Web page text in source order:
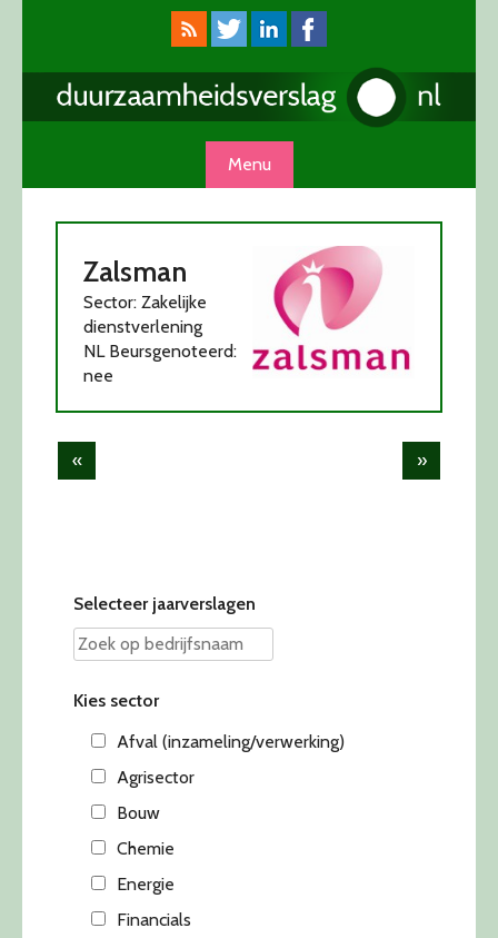
Menu
Zalsman
Sector: Zakelijke
dienstverlening
NL Beursgenoteerd:
nee
Post
« »
Selecteer jaarverslagen
Kies sector
Afval (inzameling/verwerking)
Agrisector
Bouw
Chemie
Energie
Financials